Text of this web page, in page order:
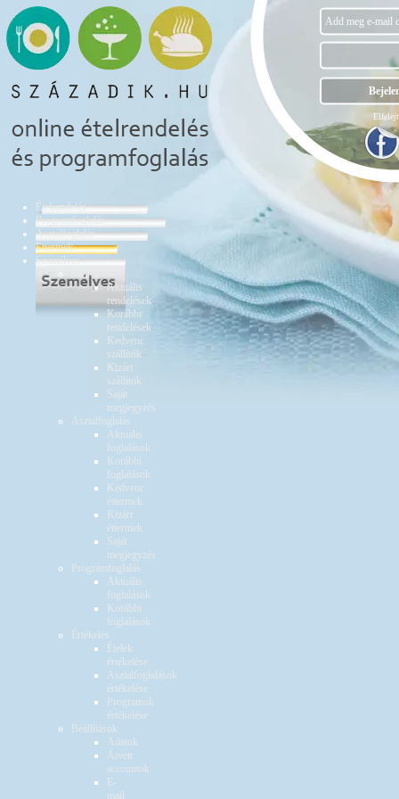
Ételrendelés
Programfoglalás
Asztalfoglalás
Éttermek
Személyes
Ételrendelés
Aktuális
rendelések
Korábbi
rendelések
Kedvenc
szállítók
Kizárt
szállítók
Saját
megjegyzés
Asztalfoglalás
Aktuális
foglalások
Korábbi
foglalások
Kedvenc
éttermek
Kizárt
éttermek
Saját
megjegyzés
Programfoglalás
Aktuális
foglalások
Korábbi
foglalások
Értékelés
Ételek
értékelése
Asztalfoglalások
értékelése
Programok
értékelése
Beállítások
Adatok
Átvett
accountok
E-
mail